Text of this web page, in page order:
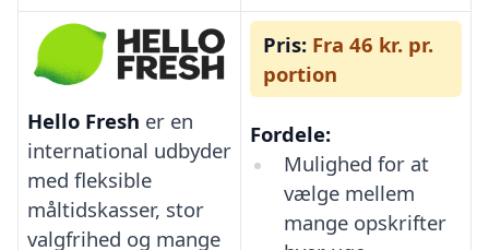
Hello Fresh er en
international udbyder
med fleksible
måltidskasser, stor
valgfrihed og mange
Pris: Fra 46 kr. pr.
portion
Fordele:
Mulighed for at
vælge mellem
mange opskrifter